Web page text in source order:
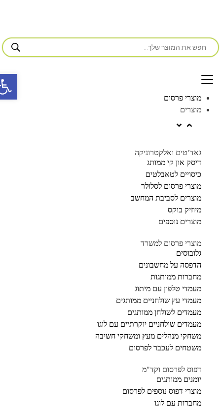
מוצרי פרסום
מוצרים
גאד’טים ואלקטרוניקה
דיסק און קי ממותג
כיסויים לטאבלטים
מוצרי פרסום לסלולר
מוצרים לסביבת המחשב
מיוזיק בוקס
מוצרים נוספים
מוצרי פרסום למשרד
גלובוסים
הדפסה על מחשבונים
מחברות ממותגות
מעמדי טלפון עם מיתוג
מעמדי עץ שולחניים ממותגים
מעמדים לשולחן ממותגים
מעמדים שולחניים יוקרתיים עם לוגו
משחקי מנהלים מעץ ומשחקי חשיבה
משטחים לעכבר לפרסום
דפוס לפרסום וקד"מ
יומנים ממותגים
מוצרי דפוס נוספים לפרסום
מחברות עם לוגו
פתח